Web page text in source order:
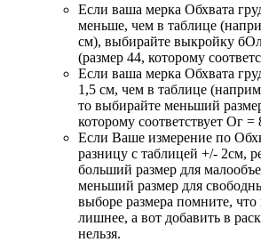
Если ваша мерка Обхвата
меньше, чем в таблице
см), выбирайте выкройку
(размер 44, которому
Если ваша мерка Обхвата
1,5 см, чем в таблице
то выбирайте меньший
которому соответствует Ог =
Если Ваше измерение по
разницу с таблицей +/- 2см,
больший размер для
меньший размер для
выборе размера помните, что
лишнее, а вот добавить в
нельзя.